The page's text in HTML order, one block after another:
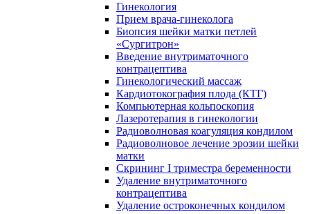
Гинекология
Прием врача-гинеколога
Биопсия шейки матки петлей
«Сургитрон»
Введение внутриматочного
контрацептива
Гинекологический массаж
Кардиотокография плода (КТГ)
Компьютерная кольпоскопия
Лазеротерапия в гинекологии
Радиоволновая коагуляция кондилом
Радиоволновое лечение эрозии шейки
матки
Скрининг I триместра беременности
Удаление внутриматочного
контрацептива
Удаление остроконечных кондилом